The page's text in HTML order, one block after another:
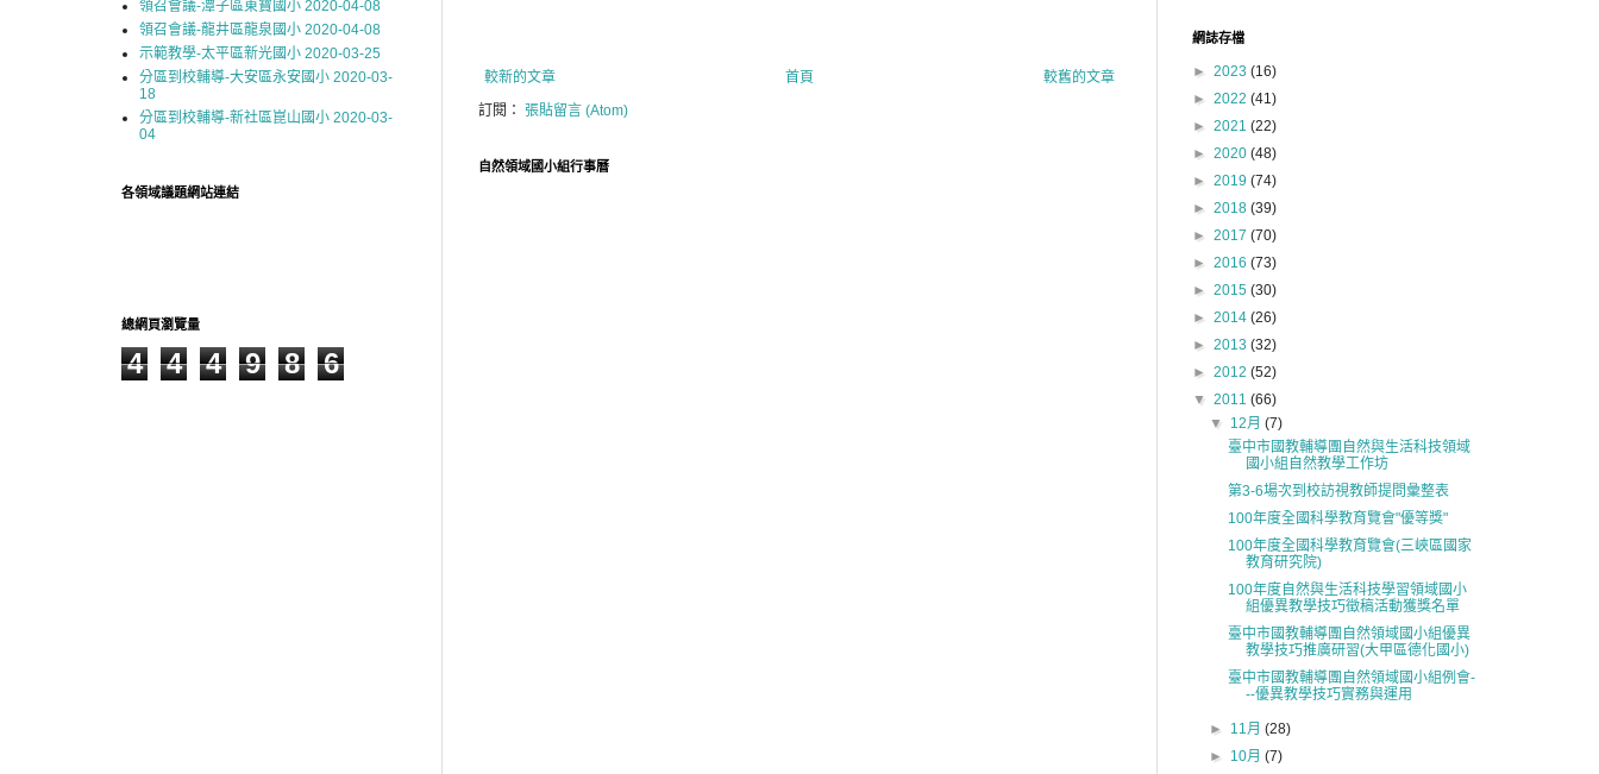
較新的文章 較舊的文章
首頁
訂閱： 張貼留言 (Atom)
自然領域國小組行事曆
領召會議-潭子區東寶國小 2020-04-08
領召會議-龍井區龍泉國小 2020-04-08
示範教學-太平區新光國小 2020-03-25
分區到校輔導-大安區永安國小 2020-03-
18
分區到校輔導-新社區崑山國小 2020-03-
04
各領域議題網站連結
總網頁瀏覽量
4 4 4 9 8 6
網誌存檔
► 2023 (16)
► 2022 (41)
► 2021 (22)
► 2020 (48)
► 2019 (74)
► 2018 (39)
► 2017 (70)
► 2016 (73)
► 2015 (30)
► 2014 (26)
► 2013 (32)
► 2012 (52)
▼ 2011 (66)
▼ 12月(7)
臺中市國教輔導團自然與生活科技領域
國小組自然教學工作坊
第3-6場次到校訪視教師提問彙整表
100年度全國科學教育覽會"優等獎"
100年度全國科學教育覽會(三峽區國家
教育研究院)
100年度自然與生活科技學習領域國小
組優異教學技巧徵稿活動獲獎名單
臺中市國教輔導團自然領域國小組優異
教學技巧推廣研習(大甲區德化國小)
臺中市國教輔導團自然領域國小組例會-
--優異教學技巧實務與運用
► 11月(28)
► 10月(7)